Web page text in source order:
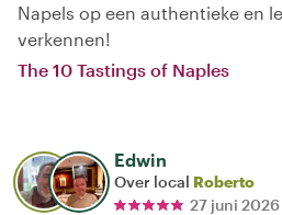
Napels op een authentieke en
verkennen!
The 10 Tastings of Naples
Edwin
Over local Roberto
27 juni 2026